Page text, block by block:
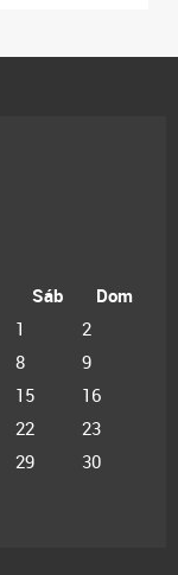
Sáb
Dom
1
2
8
9
15
16
22
23
29
30